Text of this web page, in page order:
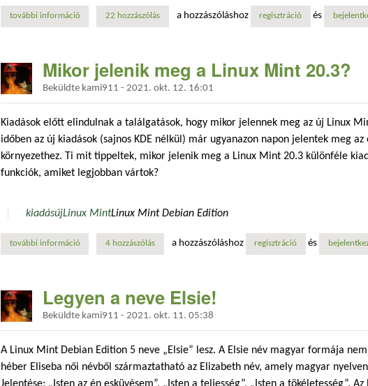
további információmikor fog megjelenni a linux mint 20.3? tartalommal kapcsolatosan
22 hozzászólás a hozzászóláshoz regisztráció és
Mikor jelenik meg a Linux Mint 20.3?
Beküldte kami911 - 2021. okt. 12. 16:01
Kiadások előtt elindulnak a találgatások, hogy mikor jelennek meg az új Linux
időben az új kiadások (sajnos KDE nélkül) már ugyanazon napon jelentek meg az
környezethez. Ti mit tippeltek, mikor jelenik meg a Linux Mint 20.3 különféle
funkciók, amiket legjobban vártok?
kiadásújLinux MintLinux Mint Debian Edition
további információmikor jelenik meg a linux mint 20.3? tartalommal kapcsolatosan
4 hozzászólás a hozzászóláshoz regisztráció és
Legyen a neve Elsie!
Beküldte kami911 - 2021. okt. 11. 05:38
A Linux Mint Debian Edition 5 neve „Elsie” lesz. A Elsie név magyar formája
héber Eliseba női névből származtatható az Elizabeth név, amely magyar